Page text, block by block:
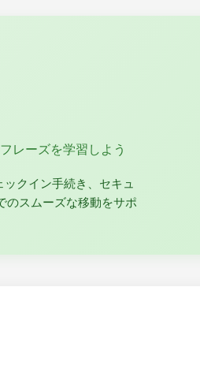
レーズを学習しよう
クイン手続き、セキュ
のスムーズな移動をサポ